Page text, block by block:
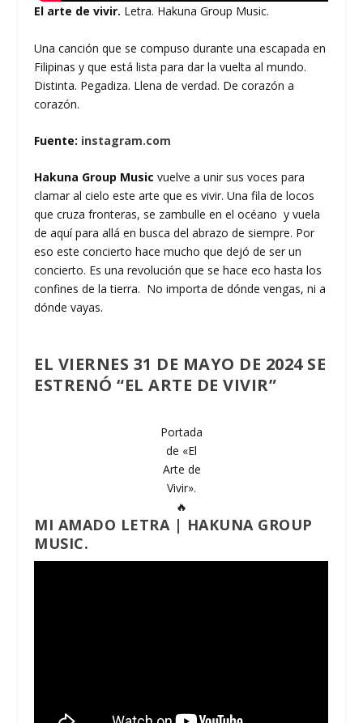
El arte de vivir. Letra. Hakuna Group Music.
Una canción que se compuso durante una escapada en
Filipinas y que está lista para dar la vuelta al mundo.
Distinta. Pegadiza. Llena de verdad. De corazón a
corazón.
Fuente: instagram.com
Hakuna Group Music vuelve a unir sus voces para
clamar al cielo este arte que es vivir. Una fila de locos
que cruza fronteras, se zambulle en el océano y vuela
de aquí para allá en busca del abrazo de siempre. Por
eso este concierto hace mucho que dejó de ser un
concierto. Es una revolución que se hace eco hasta los
confines de la tierra. No importa de dónde vengas, ni a
dónde vayas.
EL VIERNES 31 DE MAYO DE 2024SE
ESTRENÓ“EL ARTE DE VIVIR”
Portada
de «El
Arte de
Vivir».
🔥
MI AMADO LETRA | HAKUNA GROUP
MUSIC.